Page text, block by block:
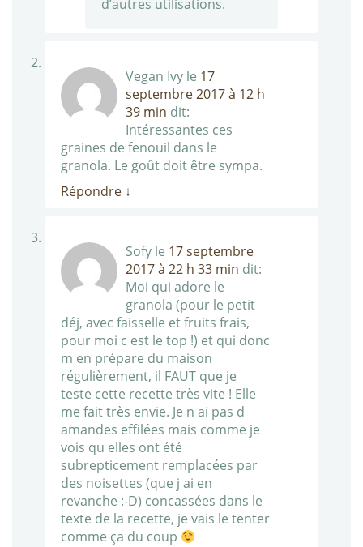
d’autres utilisations.
Vegan Ivy le 17
septembre 2017 à 12 h
39 min dit:
Intéressantes ces
graines de fenouil dans le
granola. Le goût doit être sympa.
Répondre ↓
Sofy le 17 septembre
2017 à 22 h 33 min dit:
Moi qui adore le
granola (pour le petit
déj, avec faisselle et fruits frais,
pour moi c est le top !) et qui donc
m en prépare du maison
régulièrement, il FAUT que je
teste cette recette très vite ! Elle
me fait très envie. Je n ai pas d
amandes effilées mais comme je
vois qu elles ont été
subrepticement remplacées par
des noisettes (que j ai en
revanche :-D) concassées dans le
texte de la recette, je vais le tenter
comme ça du coup